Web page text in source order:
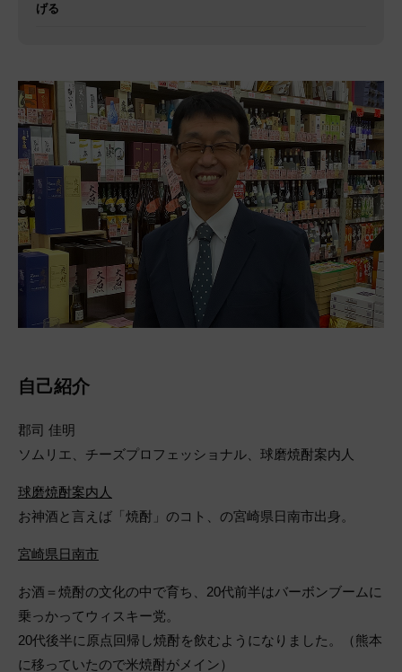
げる
自己紹介
郡司 佳明
ソムリエ、チーズプロフェッショナル、球磨焼酎案内人
球磨焼酎案内人
お神酒と言えば「焼酎」のコト、の宮崎県日南市出身。
宮崎県日南市
お酒＝焼酎の文化の中で育ち、20代前半はバーボンブームに
乗っかってウィスキー党。
20代後半に原点回帰し焼酎を飲むようになりました。（熊本
に移っていたので米焼酎がメイン）